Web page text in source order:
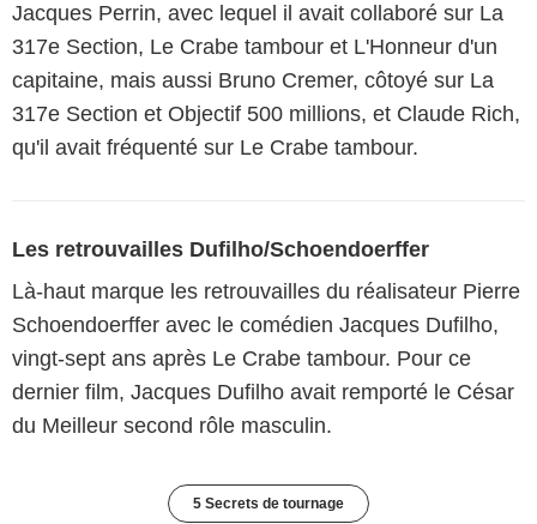
Jacques Perrin, avec lequel il avait collaboré sur La
317e Section, Le Crabe tambour et L'Honneur d'un
capitaine, mais aussi Bruno Cremer, côtoyé sur La
317e Section et Objectif 500 millions, et Claude Rich,
qu'il avait fréquenté sur Le Crabe tambour.
Les retrouvailles Dufilho/Schoendoerffer
Là-haut marque les retrouvailles du réalisateur Pierre
Schoendoerffer avec le comédien Jacques Dufilho,
vingt-sept ans après Le Crabe tambour. Pour ce
dernier film, Jacques Dufilho avait remporté le César
du Meilleur second rôle masculin.
5 Secrets de tournage